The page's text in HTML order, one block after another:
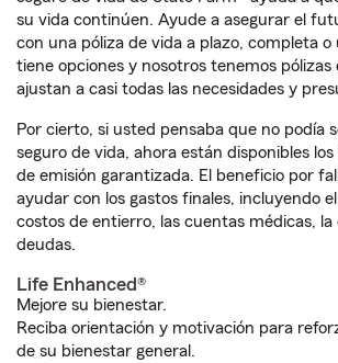
su vida continúen. Ayude a asegurar el
con una póliza de vida a plazo, completa o
tiene opciones y nosotros tenemos pólizas
ajustan a casi todas las necesidades y
Por cierto, si usted pensaba que no podía
seguro de vida, ahora están disponibles
de emisión garantizada. El beneficio por
ayudar con los gastos finales, incluyendo
costos de entierro, las cuentas médicas,
deudas.
Life Enhanced®
Mejore su bienestar.
Reciba orientación y motivación para
de su bienestar general.